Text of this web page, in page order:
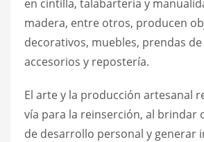
en cintilla, talabartería y
madera, entre otros, producen
decorativos, muebles, prendas
accesorios y repostería.
El arte y la producción artesanal
vía para la reinserción, al brindar
de desarrollo personal y generar